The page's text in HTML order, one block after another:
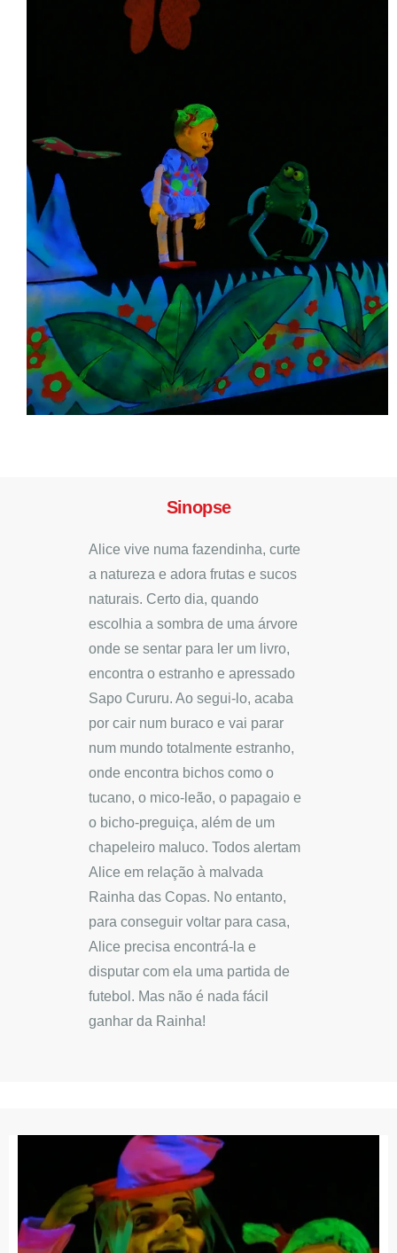
Sinopse
Alice vive numa fazendinha, curte
a natureza e adora frutas e sucos
naturais. Certo dia, quando
escolhia a sombra de uma árvore
onde se sentar para ler um livro,
encontra o estranho e apressado
Sapo Cururu. Ao segui-lo, acaba
por cair num buraco e vai parar
num mundo totalmente estranho,
onde encontra bichos como o
tucano, o mico-leão, o papagaio e
o bicho-preguiça, além de um
chapeleiro maluco. Todos alertam
Alice em relação à malvada
Rainha das Copas. No entanto,
para conseguir voltar para casa,
Alice precisa encontrá-la e
disputar com ela uma partida de
futebol. Mas não é nada fácil
ganhar da Rainha!